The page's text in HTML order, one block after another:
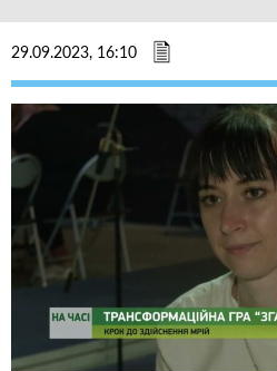
29.09.2023, 16:10